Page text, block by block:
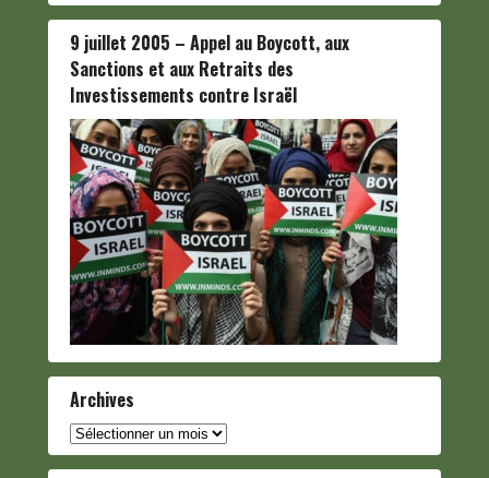
9 juillet 2005 – Appel au Boycott, aux
Sanctions et aux Retraits des
Investissements contre Israël
Archives
Archives